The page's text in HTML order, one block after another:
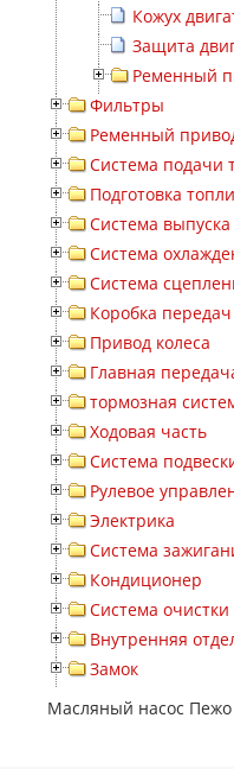
Кожух
Защита
Ременный
Фильтры
Ременный
Система подачи
Подготовка
Система выпуска
Система
Система
Коробка передач
Привод колеса
Главная
тормозная
Ходовая часть
Система
Рулевое
Электрика
Система
Кондиционер
Система очистки
Внутренняя
Замок
Масляный насос Пежо